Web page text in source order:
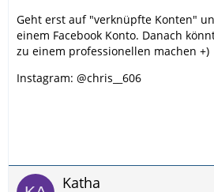
Geht erst auf "verknüpfte Konten"
einem Facebook Konto. Danach
zu einem professionellen machen +)
Instagram: @chris__606
Katha